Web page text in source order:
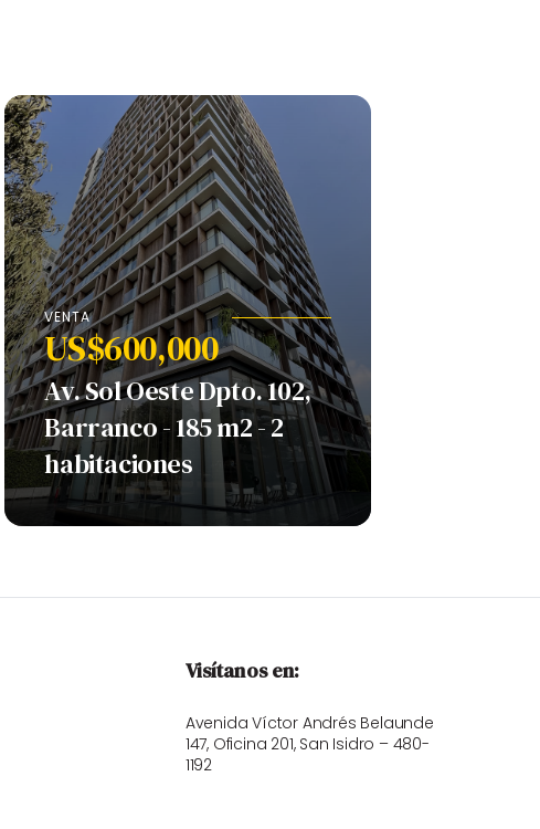
VENTA
US$600,000
Av. Sol Oeste Dpto. 102,
Barranco - 185 m2 - 2
habitaciones
Visítanos en:
Avenida Víctor Andrés Belaunde
147, Oficina 201, San Isidro – 480-
1192